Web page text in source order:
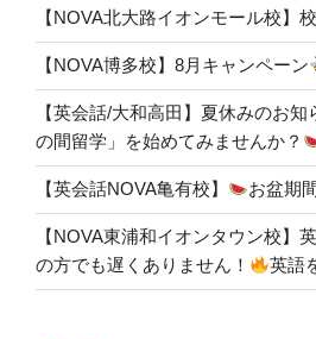
【NOVA北大路イオンモール校】
【NOVA博多校】8月キャンペーン
【英会話/大和高田】夏休みのお
の間留学」を始めてみませんか？
【英会話NOVA亀有校】 お盆期
【NOVA東浦和イオンタウン校】
の方でも遅くありません！
英語